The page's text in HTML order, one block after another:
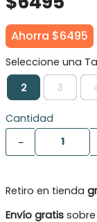
Ahorra $6495
2 3
Cantidad
－
Retiro en tienda
Envío gratis sobre